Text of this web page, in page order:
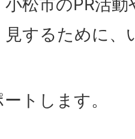
小松市のPR活
見するために、
トします。